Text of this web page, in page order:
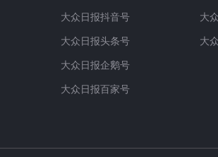
大众日报抖音号
大众日报头条号
大众日报企鹅号
大众日报百家号
大
大